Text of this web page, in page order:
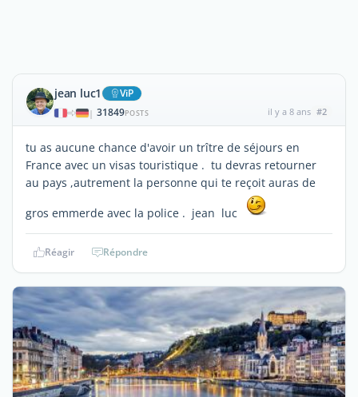
jean luc1 ViP
| 31849POSTS il y a 8 ans #2
tu as aucune chance d'avoir un trître de séjours en
France avec un visas touristique . tu devras retourner
au pays ,autrement la personne qui te reçoit auras de
gros emmerde avec la police . jean luc
Réagir Répondre